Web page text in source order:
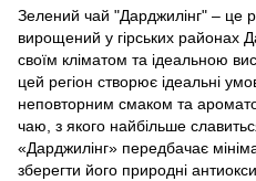
Зелений чай "Дарджилінг" – це
вирощений у гірських районах
своїм кліматом та ідеальною
цей регіон створює ідеальні
неповторним смаком та
чаю, з якого найбільше
«Дарджилінг» передбачає
зберегти його природні